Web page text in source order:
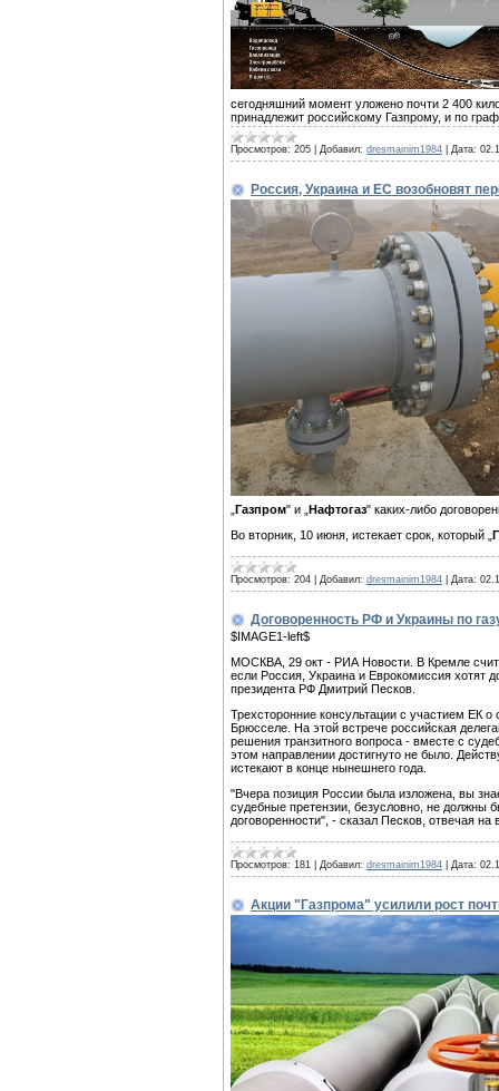
сегодняшний момент уложено почти 2 400
принадлежит российскому Газпрому, и по
Просмотров: 205 Добавил: dresmainim1984 Дата:
Россия, Украина и ЕС возобновят
Газпром" и „ Нафтогаз" каких-либо
Во вторник, 10 июня, истекает срок, который „
Просмотров: 204 Добавил: dresmainim1984 Дата:
Договоренность РФ и Украины по
$IMAGE1-left$
МОСКВА, 29 окт - РИА Новости. В Кремле
если Россия, Украина и Еврокомиссия хотят
президента РФ Дмитрий Песков.
Трехсторонние консультации с участием ЕК о
Брюсселе​​​. На этой встрече российская
решения транзитного вопроса - вместе с
этом направлении достигнуто не было.
истекают в конце нынешнего года.
"Вчера позиция России была изложена, вы
судебные претензии, безусловно, не должны
договоренности", - сказал Песков, отвечая
Просмотров: 181 Добавил: dresmainim1984 Дата:
Акции "Газпрома" усилили рост